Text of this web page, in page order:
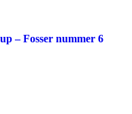
– Fosser nummer 6